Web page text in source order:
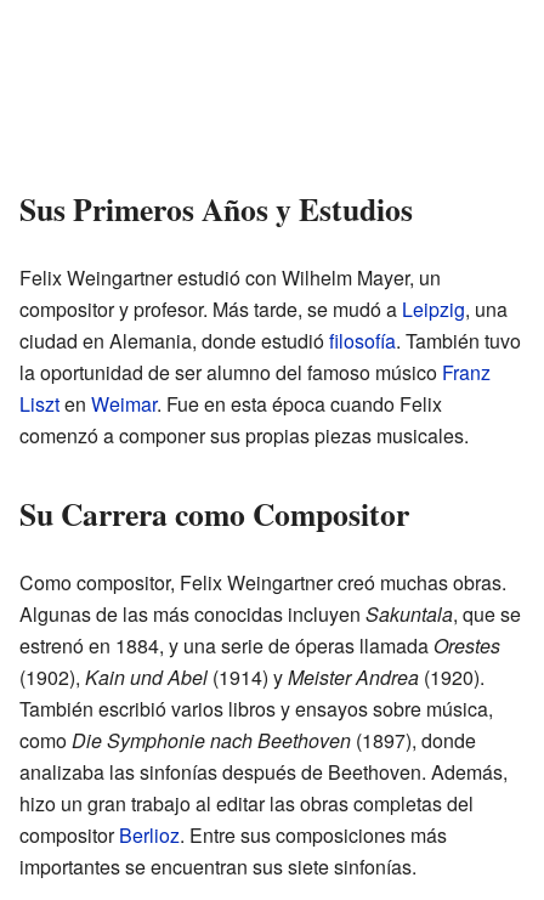
Sus Primeros Años y Estudios
Felix Weingartner estudió con Wilhelm Mayer, un
compositor y profesor. Más tarde, se mudó a Leipzig, una
ciudad en Alemania, donde estudiófilosofía. También tuvo
la oportunidad de ser alumno del famoso músico Franz
Liszten Weimar. Fue en esta época cuando Felix
comenzó a componer sus propias piezas musicales.
Su Carrera como Compositor
Como compositor, Felix Weingartner creó muchas obras.
Algunas de las más conocidas incluyen Sakuntala, que se
estrenó en 1884, y una serie de óperas llamada Orestes
(1902), Kain und Abel (1914) yMeister Andrea (1920).
También escribió varios libros y ensayos sobre música,
comoDie Symphonie nach Beethoven (1897), donde
analizaba las sinfonías después de Beethoven. Además,
hizo un gran trabajo al editar las obras completas del
compositorBerlioz. Entre sus composiciones más
importantes se encuentran sus siete sinfonías.